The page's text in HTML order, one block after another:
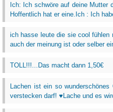
Ich: Ich schwöre auf deine Mutter
Hoffentlich hat er eine.Ich : Ich
ich hasse leute die sie cool fühlen
auch der meinung ist oder selber
TOLL!!!...Das macht dann 1,50€
Lachen ist ein so
verstecken darf! ♥Lache und es